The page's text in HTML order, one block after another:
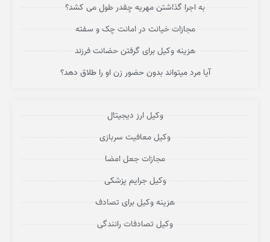
به اجرا گذاشتن مهریه چقدر طول می کشد؟
مجازات خیانت در امانت چک و سفته
هزینه وکیل برای گرفتن حضانت فرزند
آیا مرد میتواند بدون حضور زن او را طلاق دهد؟
وکیل ارز دیجیتال
وکیل معافیت سربازی
مجازات جعل امضا
وکیل جرایم پزشکی
هزینه وکیل برای تصادف
وکیل تصادفات رانندگی